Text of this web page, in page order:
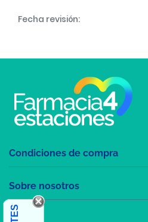
Fecha revisión:
Condiciones de compra
Sobre nosotros